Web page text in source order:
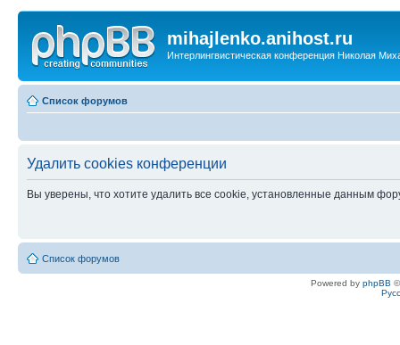
mihajlenko.anihost.ru
Интерлингвистическая конференция Николая
Список форумов
Удалить cookies конференции
Вы уверены, что хотите удалить все cookie, установленные данным
Список форумов
Powered by phpBB